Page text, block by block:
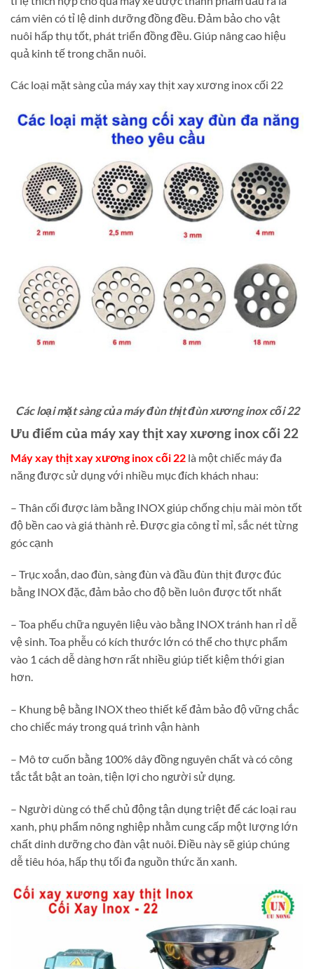
cám viên có tỉ lệ dinh dưỡng đồng đều. Đảm bảo cho vật
nuôi hấp thụ tốt, phát triển đồng đều. Giúp nâng cao hiệu
quả kinh tế trong chăn nuôi.
Các loại mặt sàng của máy xay thịt xay xương inox cối 22
Các loại mặt sàng của máy đùn thịt đùn xương inox cối 22
Ưu điểm của máy xay thịt xay xương inox cối 22
Máy xay thịt xay xương inox cối 22 là một chiếc máy đa
năng được sử dụng với nhiều mục đích khách nhau:
– Thân cối được làm bằng INOX giúp chống chịu mài mòn tốt
độ bền cao và giá thành rẻ. Được gia công tỉ mỉ, sắc nét từng
góc cạnh
– Trục xoắn, dao đùn, sàng đùn và đầu đùn thịt được đúc
bằng INOX đặc, đảm bảo cho độ bền luôn được tốt nhất
– Toa phếu chữa nguyên liệu vào bằng INOX tránh han rỉ dễ
vệ sinh. Toa phễu có kích thước lớn có thể cho thực phẩm
vào 1 cách dễ dàng hơn rất nhiều giúp tiết kiệm thới gian
hơn.
– Khung bệ bằng INOX theo thiết kế đảm bảo độ vững chắc
cho chiếc máy trong quá trình vận hành
– Mô tơ cuốn bằng 100% dây đồng nguyên chất và có công
tắc tắt bật an toàn, tiện lợi cho người sử dụng.
– Người dùng có thể chủ động tận dụng triệt để các loại rau
xanh, phụ phẩm nông nghiệp nhằm cung cấp một lượng lớn
chất dinh dưỡng cho đàn vật nuôi. Điều này sẽ giúp chúng
dễ tiêu hóa, hấp thụ tối đa nguồn thức ăn xanh.